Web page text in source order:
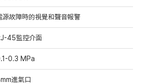
源故障時的視覺和聲音報警
45監控介面
0.3 MPa
進氣口